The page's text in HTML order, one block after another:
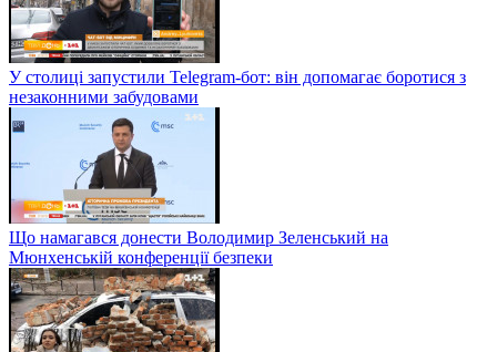
У столиці запустили Telegram-бот: він допомагає боротися з
незаконними забудовами
Що намагався донести Володимир Зеленський на
Мюнхенській конференції безпеки